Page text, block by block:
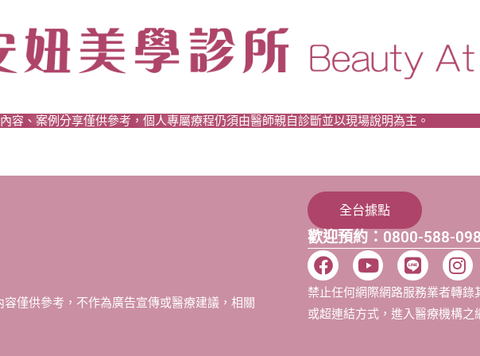
容、案例分享僅供參考，個人專屬療程仍須由醫師親自診斷並以現場說明為主。
僅供參考，不作為廣告宣傳或醫療建議，相關
全台據點
歡迎預約：0800-588-098
禁止任何網際網路服務業者轉
或超連結方式，進入醫療機構之